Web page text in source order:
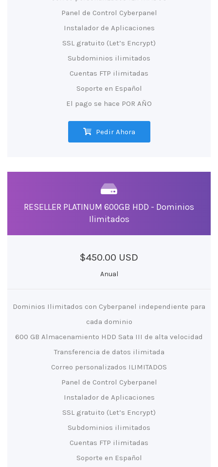
Panel de Control Cyberpanel
Instalador de Aplicaciones
SSL gratuito (Let’s Encrypt)
Subdominios ilimitados
Cuentas FTP ilimitadas
Soporte en Español
El pago se hace POR AÑO
Pedir Ahora
RESELLER PLATINUM 600GB HDD - Dominios
Ilimitados
$450.00 USD
Anual
Dominios Ilimitados con Cyberpanel independiente para
cada dominio
600 GB Almacenamiento HDD Sata III de alta velocidad
Transferencia de datos ilimitada
Correo personalizados ILIMITADOS
Panel de Control Cyberpanel
Instalador de Aplicaciones
SSL gratuito (Let’s Encrypt)
Subdominios ilimitados
Cuentas FTP ilimitadas
Soporte en Español